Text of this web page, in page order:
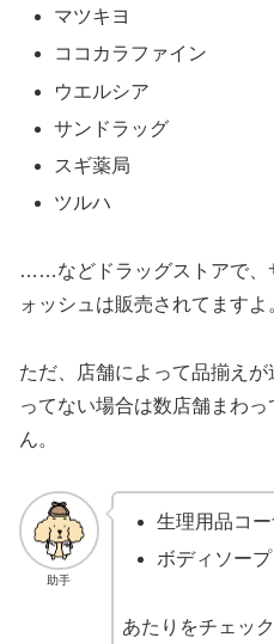
マツキヨ
ココカラファイン
ウエルシア
サンドラッグ
スギ薬局
ツルハ
……などドラッグストアで、
ォッシュは販売されてますよ
ただ、店舗によって品揃え
ってない場合は数店舗まわ
ん。
助手
生理用品コ
ボディソー
あたりをチェッ